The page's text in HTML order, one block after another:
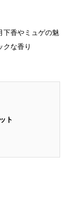
下香やミュゲの魅
クな香り
ト